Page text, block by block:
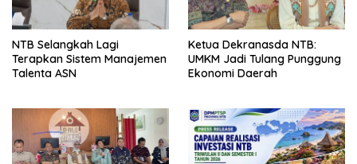
NTB Selangkah Lagi
Terapkan Sistem Manajemen
Talenta ASN
Ketua Dekranasda NTB:
UMKM Jadi Tulang Punggung
Ekonomi Daerah